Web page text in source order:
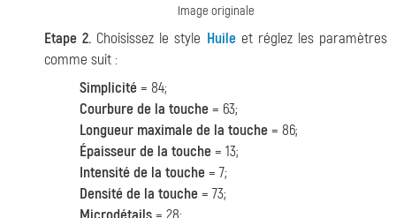
Image originale
Etape 2. Choisissez le style Huileet réglez les paramètres
comme suit :
Simplicité= 84;
Courbure de la touche= 63;
Longueur maximale de la touche= 86;
Épaisseur de la touche= 13;
Intensité de la touche= 7;
Densité de la touche= 73;